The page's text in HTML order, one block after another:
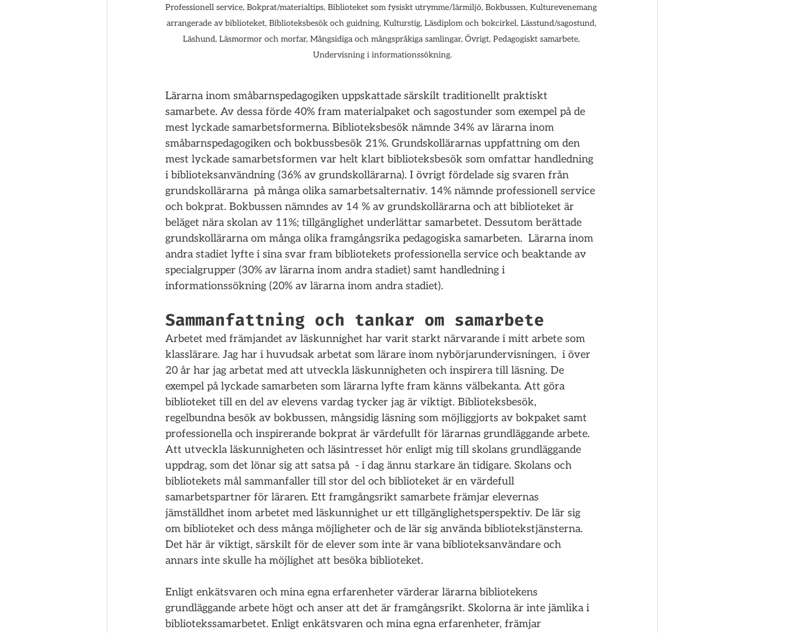
Professionell service, Bokprat/materialtips, Biblioteket som fysiskt utrymme/lärmiljö, Bokbussen, Kulturevenemang
arrangerade av biblioteket, Biblioteksbesök och guidning, Kulturstig, Läsdiplom och bokcirkel, Lässtund/sagostund,
Läshund, Läsmormor och morfar, Mångsidiga och mångspråkiga samlingar, Övrigt, Pedagogiskt samarbete,
Undervisning i informationssökning.
Lärarna inom småbarnspedagogiken uppskattade särskilt traditionellt praktiskt
samarbete. Av dessa förde 40% fram materialpaket och sagostunder som exempel på de
mest lyckade samarbetsformerna. Biblioteksbesök nämnde 34% av lärarna inom
småbarnspedagogiken och bokbussbesök 21%. Grundskollärarnas uppfattning om den
mest lyckade samarbetsformen var helt klart biblioteksbesök som omfattar handledning
i biblioteksanvändning (36% av grundskollärarna). I övrigt fördelade sig svaren från
grundskollärarna  på många olika samarbetsalternativ. 14% nämnde professionell service
och bokprat. Bokbussen nämndes av 14 % av grundskollärarna och att biblioteket är
beläget nära skolan av 11%; tillgänglighet underlättar samarbetet. Dessutom berättade
grundskollärarna om många olika framgångsrika pedagogiska samarbeten.  Lärarna inom
andra stadiet lyfte i sina svar fram bibliotekets professionella service och beaktande av
specialgrupper (30% av lärarna inom andra stadiet) samt handledning i
informationssökning (20% av lärarna inom andra stadiet).
Sammanfattning och tankar om samarbete
Arbetet med främjandet av läskunnighet har varit starkt närvarande i mitt arbete som
klasslärare. Jag har i huvudsak arbetat som lärare inom nybörjarundervisningen,  i över
20 år har jag arbetat med att utveckla läskunnigheten och inspirera till läsning. De
exempel på lyckade samarbeten som lärarna lyfte fram känns välbekanta. Att göra
biblioteket till en del av elevens vardag tycker jag är viktigt. Biblioteksbesök,
regelbundna besök av bokbussen, mångsidig läsning som möjliggjorts av bokpaket samt
professionella och inspirerande bokprat är värdefullt för lärarnas grundläggande arbete.
Att utveckla läskunnigheten och läsintresset hör enligt mig till skolans grundläggande
uppdrag, som det lönar sig att satsa på  - i dag ännu starkare än tidigare. Skolans och
bibliotekets mål sammanfaller till stor del och biblioteket är en värdefull
samarbetspartner för läraren. Ett framgångsrikt samarbete främjar elevernas
jämställdhet inom arbetet med läskunnighet ur ett tillgänglighetsperspektiv. De lär sig
om biblioteket och dess många möjligheter och de lär sig använda bibliotekstjänsterna.
Det här är viktigt, särskilt för de elever som inte är vana biblioteksanvändare och
annars inte skulle ha möjlighet att besöka biblioteket.
Enligt enkätsvaren och mina egna erfarenheter värderar lärarna bibliotekens
grundläggande arbete högt och anser att det är framgångsrikt. Skolorna är inte jämlika i
bibliotekssamarbetet. Enligt enkätsvaren och mina egna erfarenheter, främjar